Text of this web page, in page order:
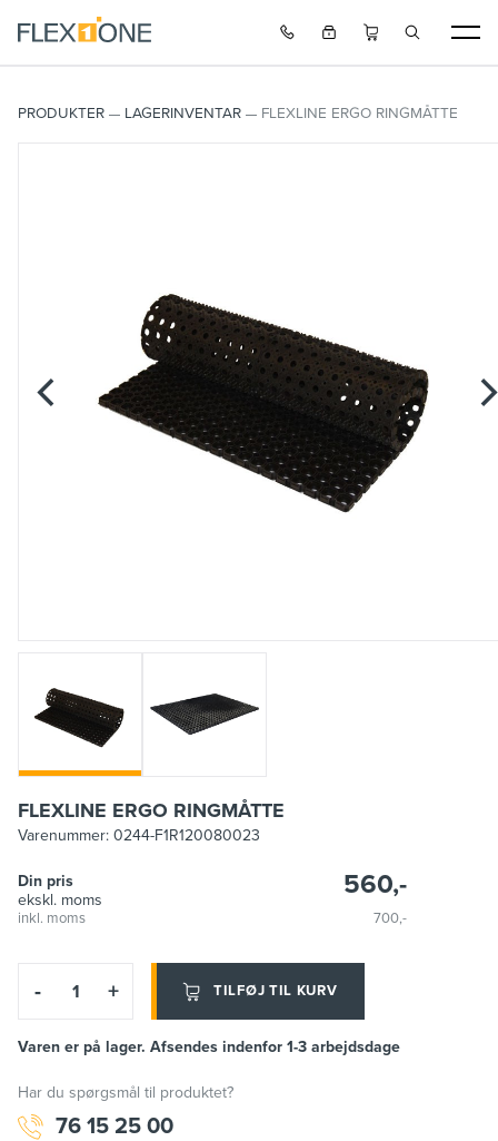
PRODUKTER LAGERINVENTAR FLEXLINE ERGO RINGMÅTTE
FLEXLINE ERGO RINGMÅTTE
Varenummer: 0244-F1R120080023
Din pris
ekskl. moms
560,-
inkl. moms 700,-
- + TILFØJ TIL KURV
Varen er på lager. Afsendes indenfor 1-3 arbejdsdage
Har du spørgsmål til produktet?
76 15 25 00